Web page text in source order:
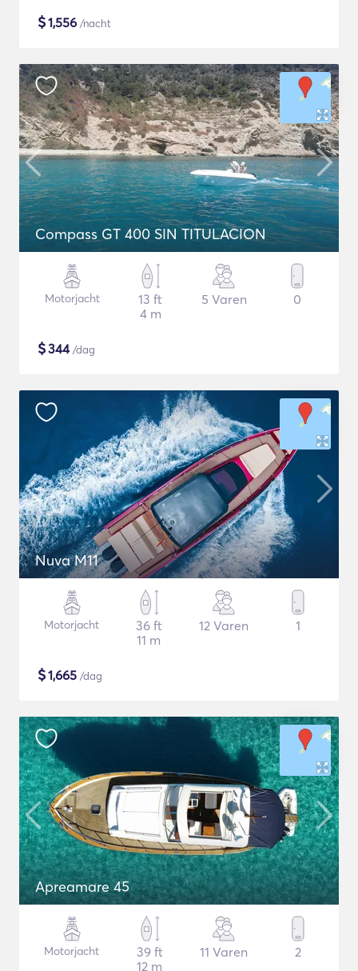
$1,556 /nacht
Compass GT 400 SIN TITULACION
Motorjacht
13 ft
4 m
5 Varen 0
$344/dag
Nuva M11
Motorjacht
36 ft
11 m
12 Varen 1
$1,665 /dag
Apreamare 45
Motorjacht
39 ft
12 m
11 Varen 2